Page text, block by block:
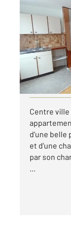
GRAULHET
46 m
, 2
Ref : 14048
par mois
Visiter le
Centre ville
d'une belle
et d'une
par son